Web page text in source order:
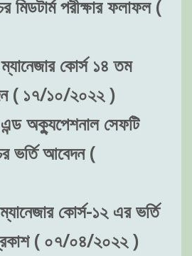
মিডটার্ম পরীক্ষার ফলাফল (
কোর্স ১৪ তম
( ১৭/১০/২০২২ )
অক্যুপেশনাল সেফটি
ভর্তি আবেদন (
কোর্স-১২ এর ভর্তি
( ০৭/০৪/২০২২ )